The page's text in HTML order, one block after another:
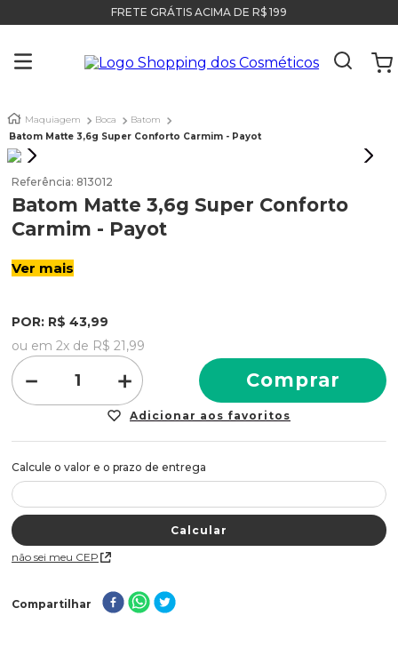
FRETE GRÁTIS ACIMA DE R$ 199
Maquiagem Boca
Batom
Batom Matte 3,6g Super Conforto Carmim - Payot
Referência: 813012
Batom Matte 3,6g Super Conforto
Carmim - Payot
Ver mais
POR: R$ 43,99
ou em 2x de R$ 21,99
＋
－ Comprar
Não sei meu CEP
Compartilhar